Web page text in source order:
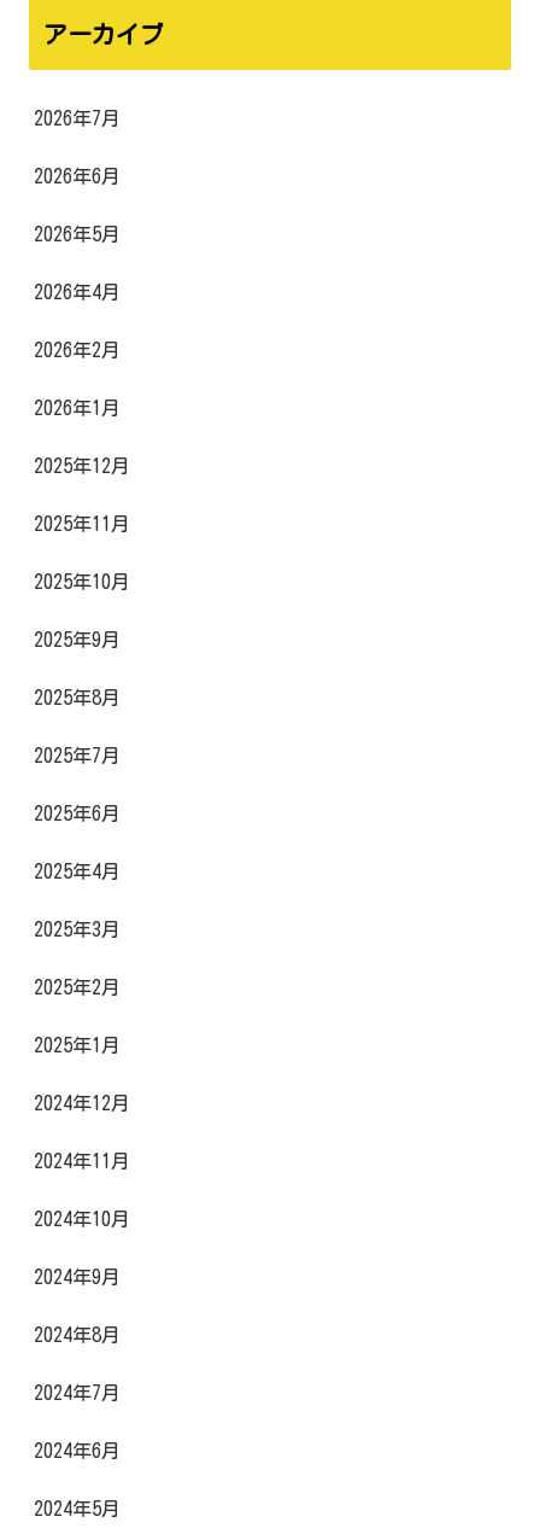
アーカイブ
2026年7月
2026年6月
2026年5月
2026年4月
2026年2月
2026年1月
2025年12月
2025年11月
2025年10月
2025年9月
2025年8月
2025年7月
2025年6月
2025年4月
2025年3月
2025年2月
2025年1月
2024年12月
2024年11月
2024年10月
2024年9月
2024年8月
2024年7月
2024年6月
2024年5月